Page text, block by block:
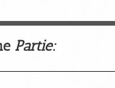
Partie: